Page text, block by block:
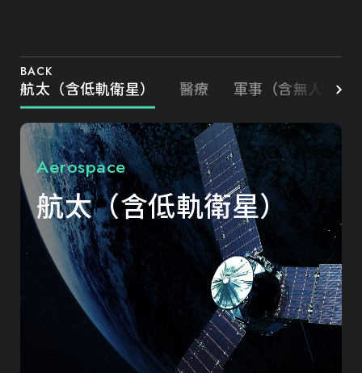
BACK
航太（含低軌衛星） 醫療 軍事（含無人載具
Aerospace
航太（含低軌衛星）